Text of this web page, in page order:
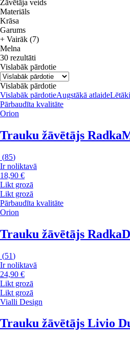
Žāvētāja veids
Materiāls
Krāsa
Garums
+ Vairāk (7)
Melna
30 rezultāti
Vislabāk pārdotie
Vislabāk pārdotie
Vislabāk pārdotieAugstākā atlaide
Pārbaudīta kvalitāte
Orion
Trauku žāvētājs Radka
(85)
Ir noliktavā
18,90 €
Likt grozā
Likt grozā
Pārbaudīta kvalitāte
Orion
Trauku žāvētājs Radka
(51)
Ir noliktavā
24,90 €
Likt grozā
Likt grozā
Vialli Design
Trauku žāvētājs Livio